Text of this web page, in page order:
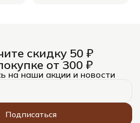
скидку 50 ₽
от 300 ₽
на наши акции и новости
Подписаться